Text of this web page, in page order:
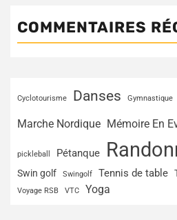
COMMENTAIRES
Cyclotourisme Danses Gymnastique
Marche Nordique Mémoire En
pickleball Pétanque
Swin golf Swingolf Tennis de table
Voyage RSB VTC Yoga